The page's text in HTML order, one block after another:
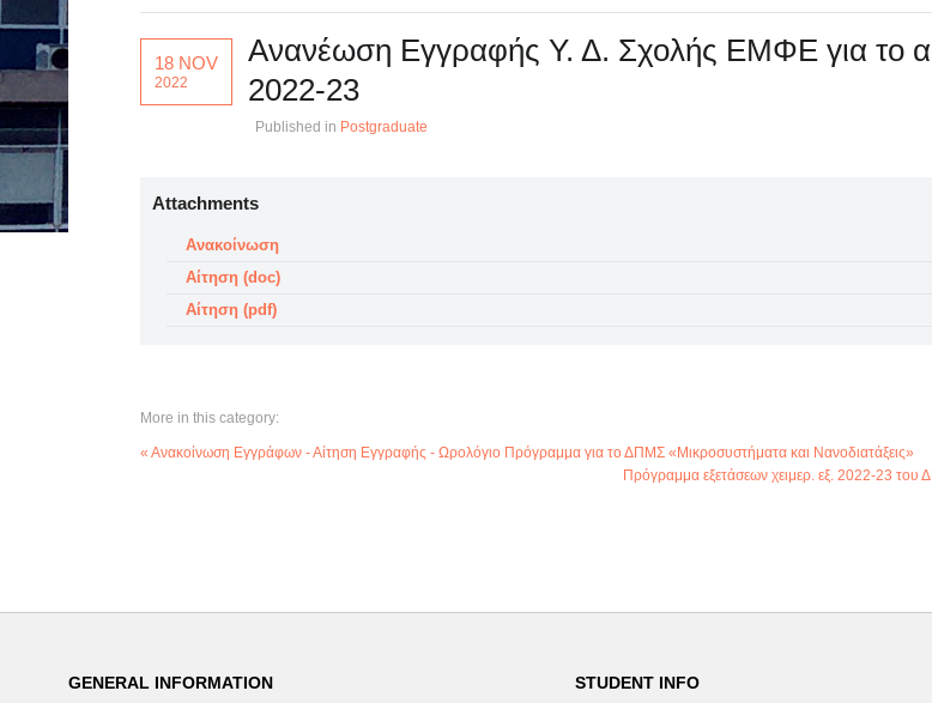
18 NOV
2022
Ανανέωση Εγγραφής Υ. Δ. Σχολής ΕΜΦΕ για το
2022-23
Published in Postgraduate
Attachments
Ανακοίνωση
Αίτηση (doc)
Αίτηση (pdf)
More in this category:
« Ανακοίνωση Εγγράφων - Αίτηση Εγγραφής - Ωρολόγιο Πρόγραμμα για το ΔΠΜΣ «Μικροσυστήματα και Νανοδιατάξεις»
Πρόγραμμα εξετάσεων χειμερ. εξ. 2022-23
GENERAL INFORMATION STUDENT INFO